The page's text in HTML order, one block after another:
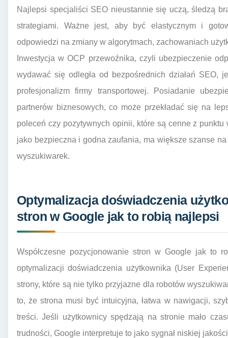
Najlepsi specjaliści SEO nieustannie się uczą, śledzą
strategiami. Ważne jest, aby być elastycznym i
odpowiedzi na zmiany w algorytmach, zachowaniach
Inwestycja w OCP przewoźnika, czyli ubezpieczenie
wydawać się odległa od bezpośrednich działań SEO,
profesjonalizm firmy transportowej. Posiadanie
partnerów biznesowych, co może przekładać się na
poleceń czy pozytywnych opinii, które są cenne z
jako bezpieczna i godna zaufania, ma większe szanse
wyszukiwarek.
Optymalizacja doświadczenia
stron w Google jak to robią najlepsi
Współczesne pozycjonowanie stron w Google jak to
optymalizacji doświadczenia użytkownika (User
strony, które są nie tylko przyjazne dla robotów
to, że strona musi być intuicyjna, łatwa w nawigacji,
treści. Jeśli użytkownicy spędzają na stronie mało
trudności, Google interpretuje to jako sygnał niskiej